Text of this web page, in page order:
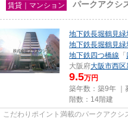
賃貸｜マンション パークアクシ
地下鉄長堀鶴見緑
地下鉄長堀鶴見緑
地下鉄四つ橋線 「
大阪府大阪市西区
9.5万円
築年数：築9年 ｜
階数：14階建
こだわりポイント満載のパークアクシ